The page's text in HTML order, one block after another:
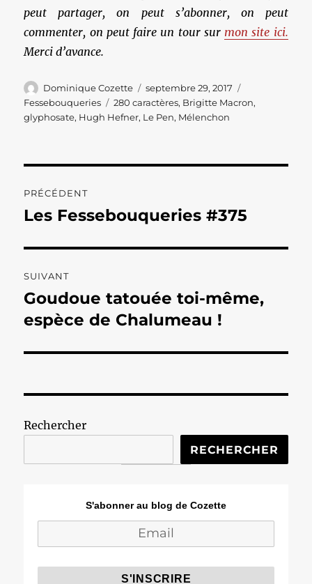
peut partager, on peut s’abonner, on peut
commenter, on peut faire un tour sur mon site ici.
Merci d’avance.
Auteur
Dominique Cozette
Publié
le
septembre 29, 2017
Fessebouqueries
Étiquettes
280 caractères, Brigitte Macron,
glyphosate, Hugh Hefner, Le Pen, Mélenchon
de
PRÉCÉDENT
Publication
Les Fessebouqueries #375
SUIVANT
Publication
suivante :
Goudoue tatouée toi-même,
espèce de Chalumeau !
Rechercher
RECHERCHER
S'abonner au blog de Cozette